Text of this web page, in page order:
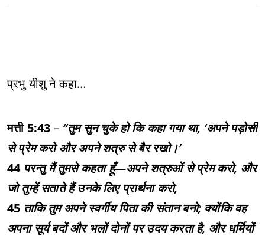
प्रभु यीशु ने कहा…
मत्ती 5:43 – “तुम सुन चुके हो कि कहा गया था, ‘अपने पड़ोसी
से प्रेम करो और अपने शत्रु से बैर रखो।’
44 परन्तु मैं तुमसे कहता हूँ—अपने शत्रुओं से प्रेम करो, और
जो तुम्हें सताते हैं उनके लिए प्रार्थना करो,
45 ताकि तुम अपने स्वर्गीय पिता की संतान बनो; क्योंकि वह
अपना सूर्य बदों और भलों दोनों पर उदय करता है, और धर्मियों